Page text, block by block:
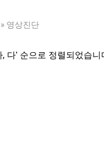
» 영상진단
다' 순으로 정렬되었습니